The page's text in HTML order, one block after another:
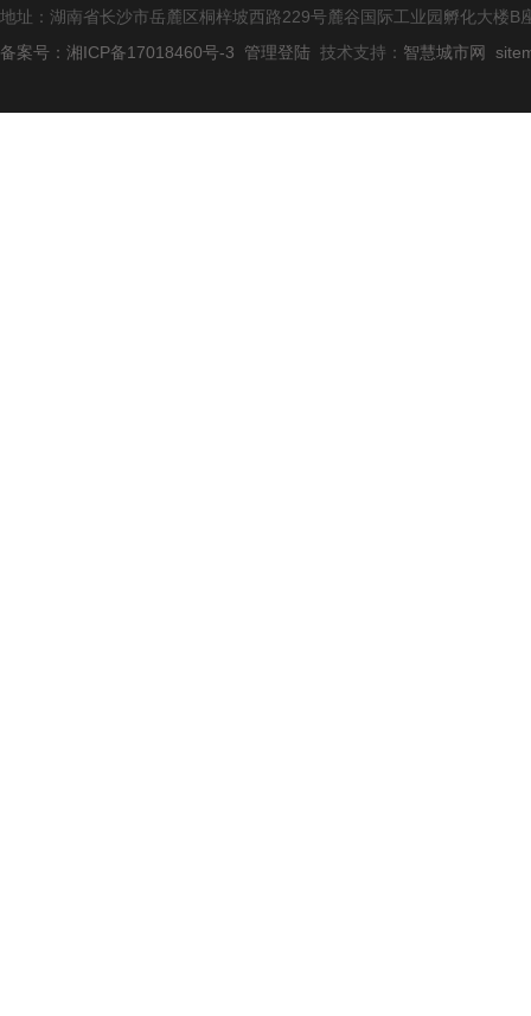
地址：湖南省长沙市岳麓区桐梓坡西路229号麓谷国际工业园孵化大楼B
备案号：湘ICP备17018460号-3
管理登陆 技术支持： 智慧城市网